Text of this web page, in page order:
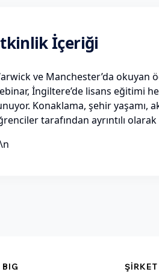
İçeriği
ve Manchester’da okuyan
İngiltere’de lisans eğitimi
Konaklama, şehir
tarafından ayrıntılı olarak
BIG ŞİRKET